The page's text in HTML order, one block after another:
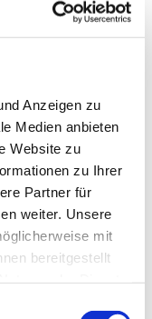
Anzeigen zu
Medien anbieten
Website zu
zu Ihrer
Partner für
weiter. Unsere
mit
bereitgestellt
auch